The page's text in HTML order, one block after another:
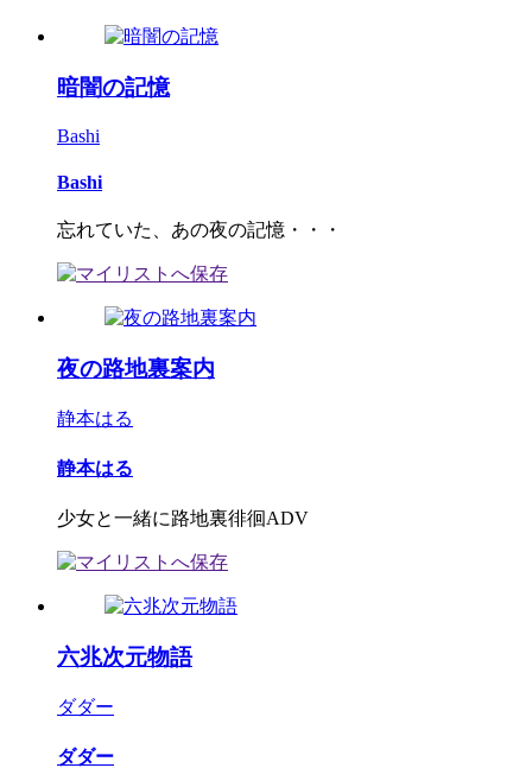
暗闇の記憶
Bashi
Bashi
忘れていた、あの夜の記憶・・・
夜の路地裏案内
静本はる
静本はる
少女と一緒に路地裏徘徊ADV
六兆次元物語
ダダー
ダダー